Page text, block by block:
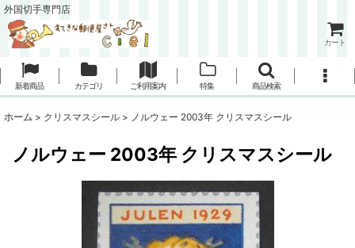
外国切手専門店
カート
新着商品 カテゴリ ご利用案内 特集 商品検索
ホーム > クリスマスシール > ノルウェー 2003年 クリスマスシール
ノルウェー 2003年 クリスマスシール